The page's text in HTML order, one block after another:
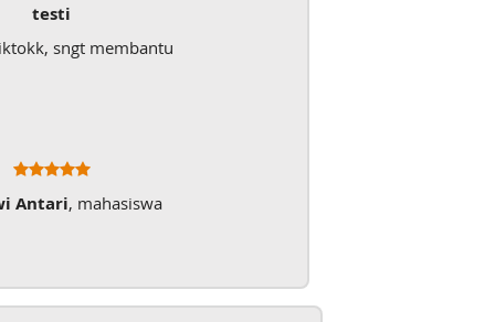
testi
sngt membantu
Antari, mahasiswa